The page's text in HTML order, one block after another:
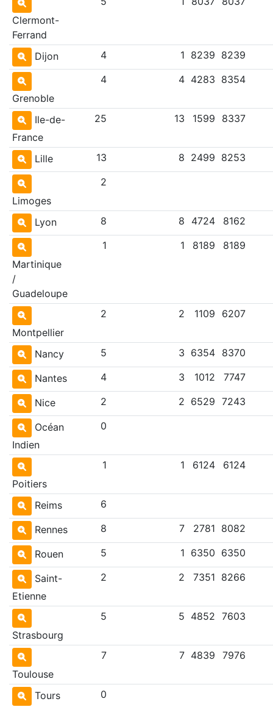
Clermont-
Ferrand
Dijon 4 1 8239 8239
Grenoble
4 4 4283 8354
Ile-de-
France
25 13 1599 8337
Lille 13 8 2499 8253
Limoges
2
Lyon 8 8 4724 8162
Martinique
/
Guadeloupe
1 1 8189 8189
Montpellier
2 2 1109 6207
Nancy 5 3 6354 8370
Nantes 4 3 1012 7747
Nice 2 2 6529 7243
Océan
Indien
0
Poitiers
1 1 6124 6124
Reims 6
Rennes 8 7 2781 8082
Rouen 5 1 6350 6350
Saint-
Etienne
2 2 7351 8266
Strasbourg
5 5 4852 7603
Toulouse
7 7 4839 7976
Tours 0